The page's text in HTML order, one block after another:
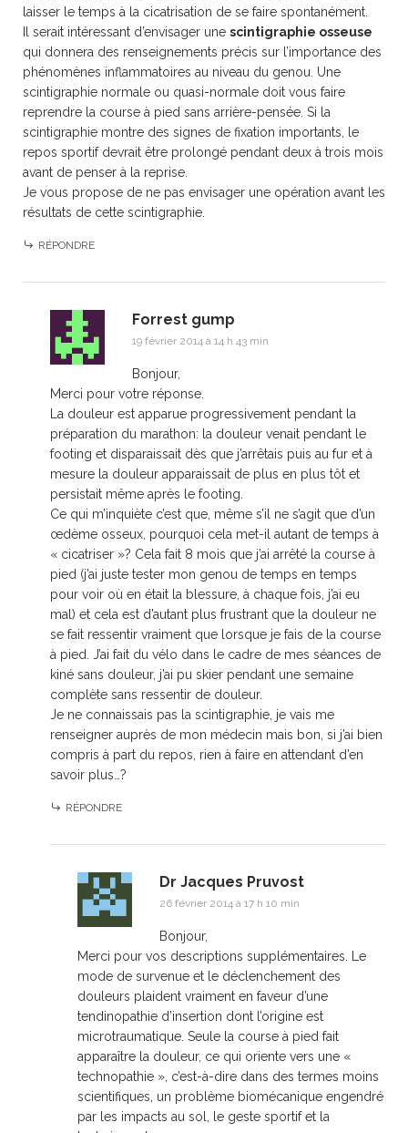
laisser le temps à la cicatrisation de se faire spontanément.
Il serait intéressant d’envisager une scintigraphie osseuse
qui donnera des renseignements précis sur l’importance des
phénomènes inflammatoires au niveau du genou. Une
scintigraphie normale ou quasi-normale doit vous faire
reprendre la course à pied sans arrière-pensée. Si la
scintigraphie montre des signes de fixation importants, le
repos sportif devrait être prolongé pendant deux à trois mois
avant de penser à la reprise.
Je vous propose de ne pas envisager une opération avant les
résultats de cette scintigraphie.
RÉPONDRE
Forrest gump
19 février 2014 à 14 h 43 min
Bonjour,
Merci pour votre réponse.
La douleur est apparue progressivement pendant la
préparation du marathon: la douleur venait pendant le
footing et disparaissait dès que j’arrêtais puis au fur et à
mesure la douleur apparaissait de plus en plus tôt et
persistait même après le footing.
Ce qui m’inquiète c’est que, même s’il ne s’agit que d’un
œdème osseux, pourquoi cela met-il autant de temps à
« cicatriser »? Cela fait 8 mois que j’ai arrêté la course à
pied (j’ai juste tester mon genou de temps en temps
pour voir où en était la blessure, à chaque fois, j’ai eu
mal) et cela est d’autant plus frustrant que la douleur ne
se fait ressentir vraiment que lorsque je fais de la course
à pied. J’ai fait du vélo dans le cadre de mes séances de
kiné sans douleur, j’ai pu skier pendant une semaine
complète sans ressentir de douleur.
Je ne connaissais pas la scintigraphie, je vais me
renseigner auprès de mon médecin mais bon, si j’ai bien
compris à part du repos, rien à faire en attendant d’en
savoir plus…?
RÉPONDRE
Dr Jacques Pruvost
26 février 2014 à 17 h 10 min
Bonjour,
Merci pour vos descriptions supplémentaires. Le
mode de survenue et le déclenchement des
douleurs plaident vraiment en faveur d’une
tendinopathie d’insertion dont l’origine est
microtraumatique. Seule la course à pied fait
apparaître la douleur, ce qui oriente vers une «
technopathie », c’est-à-dire dans des termes moins
scientifiques, un problème biomécanique engendré
par les impacts au sol, le geste sportif et la